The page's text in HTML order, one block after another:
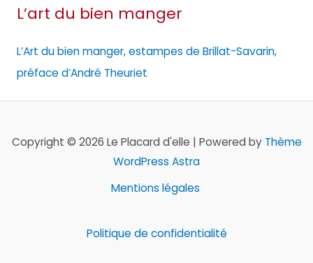
L’art du bien manger
L’Art du bien manger, estampes de Brillat-Savarin,
préface d’André Theuriet
Copyright © 2026 Le Placard d'elle | Powered by Thème
WordPress Astra
Mentions légales
Politique de confidentialité